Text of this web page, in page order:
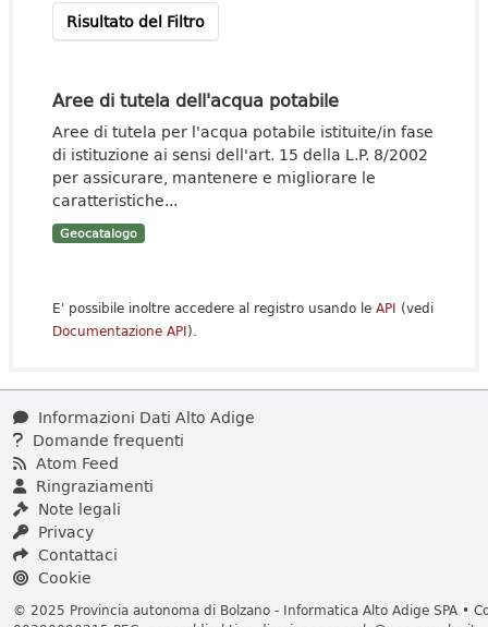
Risultato del Filtro
Aree di tutela dell'acqua potabile
Aree di tutela per l'acqua potabile istituite/in fase
di istituzione ai sensi dell'art. 15 della L.P. 8/2002
per assicurare, mantenere e migliorare le
caratteristiche...
Geocatalogo
E' possibile inoltre accedere al registro usando le API (vedi
Documentazione API).
Informazioni Dati Alto Adige
Domande frequenti
Atom Feed
Ringraziamenti
Note legali
Privacy
Contattaci
Cookie
© 2025 Provincia autonoma di Bolzano - Informatica Alto Adige SPA •